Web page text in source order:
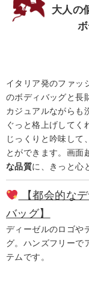
大人の
イタリア発のファッ
のボディバッグと長
カジュアルながらも
ぐっと格上げしてく
じっくりと吟味して
とができます。画面
な品質に、きっと心
【都会的な
バッグ】
ディーゼルのロゴや
グ。ハンズフリーで
テムです。